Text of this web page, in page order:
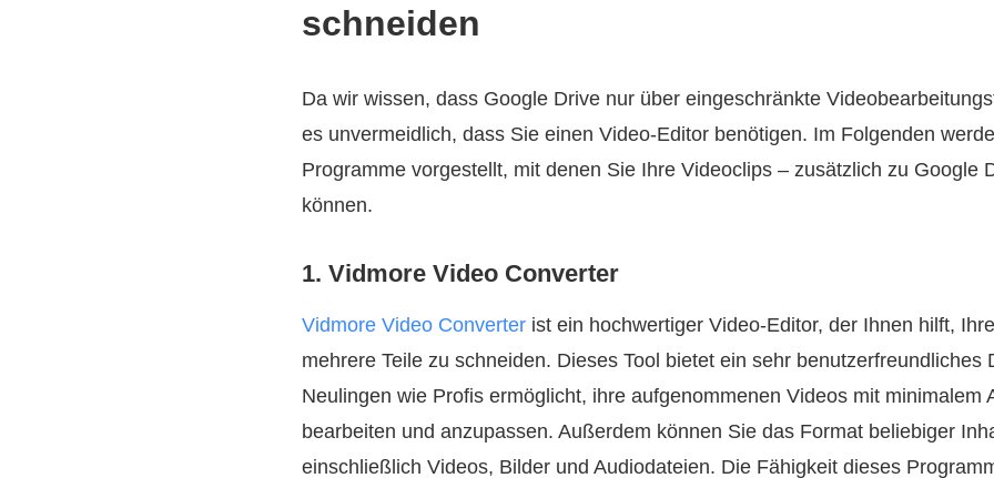
schneiden
Da wir wissen, dass Google Drive nur über eingeschränkte
es unvermeidlich, dass Sie einen Video-Editor benötigen. Im Folgenden
Programme vorgestellt, mit denen Sie Ihre Videoclips – zusätzlich zu Google
können.
1. Vidmore Video Converter
Vidmore Video Converter ist ein hochwertiger Video-Editor, der Ihnen hilft,
mehrere Teile zu schneiden. Dieses Tool bietet ein sehr benutzerfreundliches
Neulingen wie Profis ermöglicht, ihre aufgenommenen Videos mit minimalem
bearbeiten und anzupassen. Außerdem können Sie das Format beliebiger
einschließlich Videos, Bilder und Audiodateien. Die Fähigkeit dieses